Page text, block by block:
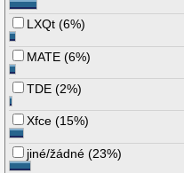
LXQt (6%)
MATE (6%)
TDE (2%)
Xfce (15%)
jiné/žádné (23%)